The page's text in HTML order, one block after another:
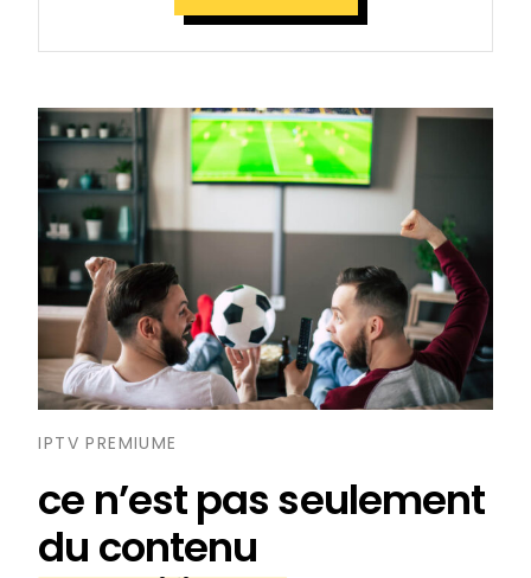
IPTV PREMIUME
ce n’est pas seulement
du contenu